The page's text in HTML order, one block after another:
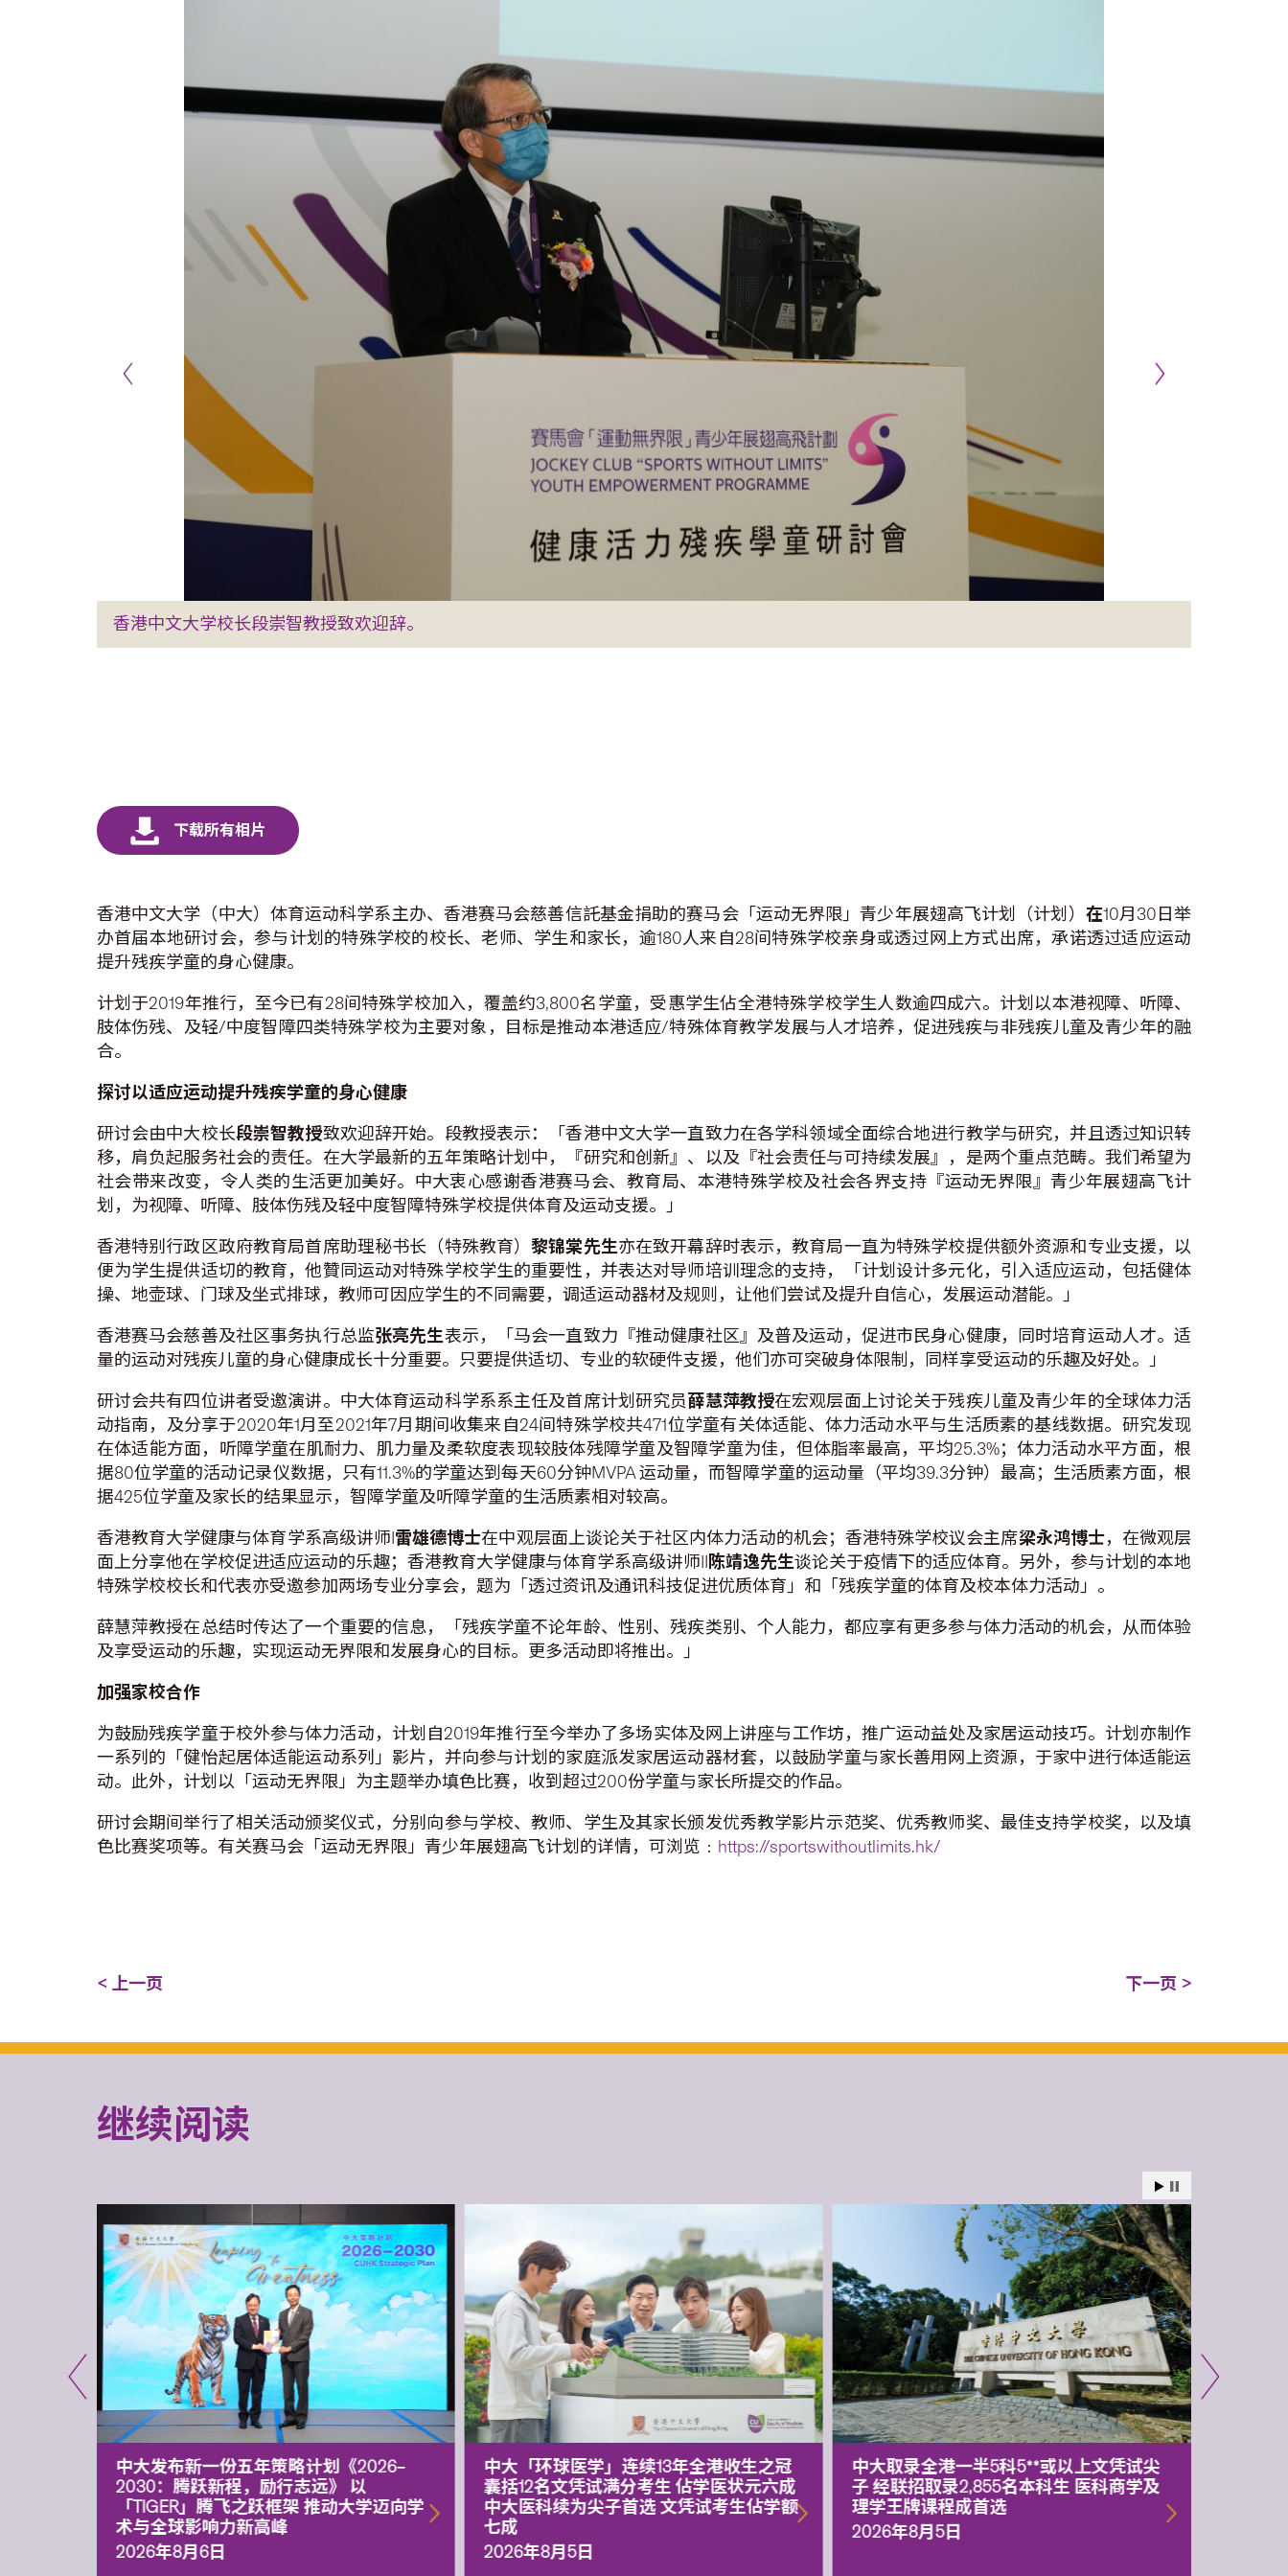
香港中文大学校长段崇智教授致欢迎辞。
香港中文大学（中大）体育运动科学系主办、香港赛马会慈善信託基金捐助的赛马会「运动无界限」青少年展翅高飞计划（计划） 在10月30日举
办首届本地研讨会，参与计划的特殊学校的校长、老师、学生和家长，逾180人来自28间特殊学校亲身或透过网上方式出席，承诺透过适应运动
提升残疾学童的身心健康。
计划于2019年推行，至今已有28间特殊学校加入，覆盖约3,800名学童，受惠学生佔全港特殊学校学生人数逾四成六。计划以本港视障、听障、
肢体伤残、及轻/中度智障四类特殊学校为主要对象，目标是推动本港适应/特殊体育教学发展与人才培养，促进残疾与非残疾儿童及青少年的融
合。
探讨以适应运动提升残疾学童的身心健康
研讨会由中大校长段崇智教授致欢迎辞开始。段教授表示：「香港中文大学一直致力在各学科领域全面综合地进行教学与研究，并且透过知识转
移，肩负起服务社会的责任。在大学最新的五年策略计划中，『研究和创新』、以及『社会责任与可持续发展』，是两个重点范畴。我们希望为
社会带来改变，令人类的生活更加美好。中大衷心感谢香港赛马会、教育局、本港特殊学校及社会各界支持『运动无界限』青少年展翅高飞计
划，为视障、听障、肢体伤残及轻中度智障特殊学校提供体育及运动支援。」
香港特别行政区政府教育局首席助理秘书长（特殊教育）黎锦棠先生亦在致开幕辞时表示，教育局一直为特殊学校提供额外资源和专业支援，以
便为学生提供适切的教育，他贊同运动对特殊学校学生的重要性，并表达对导师培训理念的支持，「计划设计多元化，引入适应运动，包括健体
操、地壶球、门球及坐式排球，教师可因应学生的不同需要，调适运动器材及规则，让他们尝试及提升自信心，发展运动潜能。」
香港赛马会慈善及社区事务执行总监张亮先生表示，「马会一直致力『推动健康社区』及普及运动，促进市民身心健康，同时培育运动人才。适
量的运动对残疾儿童的身心健康成长十分重要。只要提供适切、专业的软硬件支援，他们亦可突破身体限制，同样享受运动的乐趣及好处。」
研讨会共有四位讲者受邀演讲。中大体育运动科学系系主任及首席计划研究员薛慧萍教授在宏观层面上讨论关于残疾儿童及青少年的全球体力活
动指南，及分享于2020年1月至2021年7月期间收集来自24间特殊学校共471位学童有关体适能、体力活动水平与生活质素的基线数据。研究发现
在体适能方面，听障学童在肌耐力、肌力量及柔软度表现较肢体残障学童及智障学童为佳，但体脂率最高，平均25.3%；体力活动水平方面，根
据80位学童的活动记录仪数据，只有11.3%的学童达到每天60分钟MVPA 运动量，而智障学童的运动量（平均39.3分钟）最高；生活质素方面，根
据425位学童及家长的结果显示，智障学童及听障学童的生活质素相对较高。
香港教育大学健康与体育学系高级讲师I雷雄德博士在中观层面上谈论关于社区内体力活动的机会；香港特殊学校议会主席梁永鸿博士，在微观层
面上分享他在学校促进适应运动的乐趣；香港教育大学健康与体育学系高级讲师II陈靖逸先生谈论关于疫情下的适应体育。另外，参与计划的本地
特殊学校校长和代表亦受邀参加两场专业分享会，题为「透过资讯及通讯科技促进优质体育」和「残疾学童的体育及校本体力活动」。
薛慧萍教授在总结时传达了一个重要的信息，「残疾学童不论年龄、性别、残疾类别、个人能力，都应享有更多参与体力活动的机会，从而体验
及享受运动的乐趣，实现运动无界限和发展身心的目标。更多活动即将推出。」
加强家校合作
为鼓励残疾学童于校外参与体力活动，计划自2019年推行至今举办了多场实体及网上讲座与工作坊，推广运动益处及家居运动技巧。计划亦制作
一系列的「健怡起居体适能运动系列」影片，并向参与计划的家庭派发家居运动器材套，以鼓励学童与家长善用网上资源，于家中进行体适能运
动。此外，计划以「运动无界限」为主题举办填色比赛，收到超过200份学童与家长所提交的作品。
研讨会期间举行了相关活动颁奖仪式，分别向参与学校、教师、学生及其家长颁发优秀教学影片示范奖、优秀教师奖、最佳支持学校奖，以及填
色比赛奖项等。有关赛马会「运动无界限」青少年展翅高飞计划的详情，可浏览﹕ https://sportswithoutlimits.hk/
< 上一页 下一页 >
继续阅读
中大发布新一份五年策略计划《2026‒
2030：腾跃新程，励行志远》 以
「TIGER」腾飞之跃框架 推动大学迈向学
术与全球影响力新高峰
2026年8月6日
中大「环球医学」连续13年全港收生之冠
囊括12名文凭试满分考生 佔学医状元六成
中大医科续为尖子首选 文凭试考生佔学额
七成
2026年8月5日
中大取录全港一半5科5**或以上文凭试尖
子 经联招取录2,855名本科生 医科商学及
理学王牌课程成首选
2026年8月5日